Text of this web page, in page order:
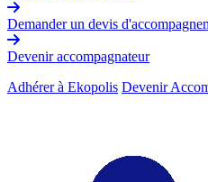
Demander un devis
Devenir accompagnateur
Adhérer à Ekopolis Devenir